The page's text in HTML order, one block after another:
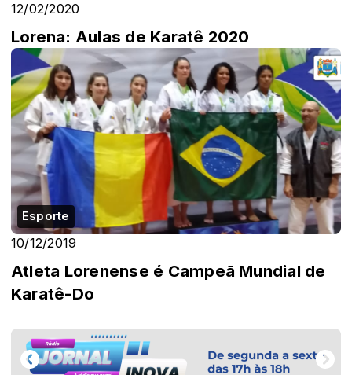
12/02/2020
Lorena: Aulas de Karatê 2020
Esporte
10/12/2019
Atleta Lorenense é Campeã Mundial de
Karatê-Do